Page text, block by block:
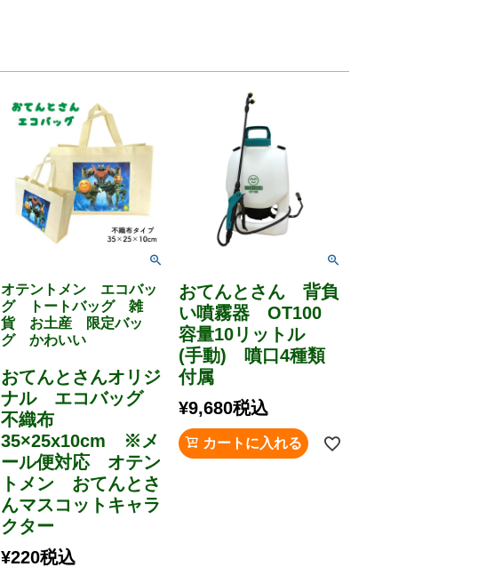
オテントメン エコバッ
グ トートバッグ 雑
貨 お土産 限定バッ
グ かわいい
おてんとさんオリジ
ナル エコバッグ
不織布
35×25x10cm ※メ
ール便対応 オテン
トメン おてんとさ
んマスコットキャラ
クター
¥220税込
おてんとさん 背負
い噴霧器 OT100
容量10リットル
(手動) 噴口4種類
付属
¥9,680税込
カートに入れる